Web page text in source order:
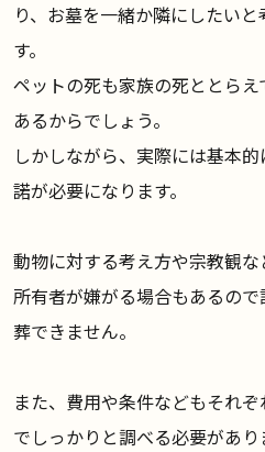
り、お墓を一緒か隣にしたい
す。
ペットの死も家族の死ととら
あるからでしょう。
しかしながら、実際には基本
諾が必要になります。
動物に対する考え方や宗教観
所有者が嫌がる場合もあるの
葬できません。
また、費用や条件などもそれ
でしっかりと調べる必要があり